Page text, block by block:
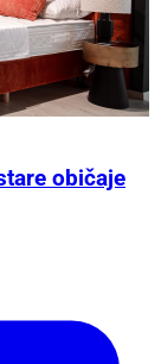
običaje